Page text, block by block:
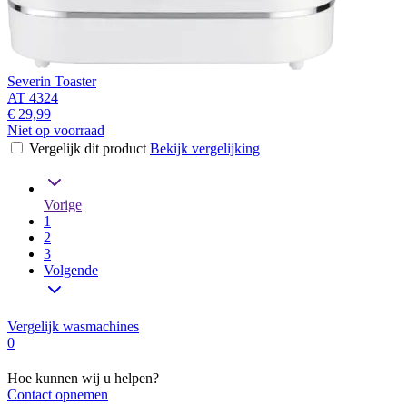
Severin Toaster
AT 4324
€ 29,99
Niet op voorraad
Vergelijk dit product Bekijk vergelijking
Vorige
1
2
3
Volgende
Vergelijk wasmachines
0
Hoe kunnen wij u helpen?
Contact opnemen